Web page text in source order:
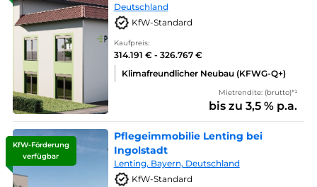
Deutschland
KfW-Standard
Kaufpreis:
314.191 € - 326.767 €
Klimafreundlicher Neubau (KFWG-Q+)
Mietrendite: (brutto)*¹
bis zu 3,5 % p.a.
KfW-Förderung
verfügbar
Pflegeimmobilie Lenting bei
Ingolstadt
Lenting, Bayern, Deutschland
KfW-Standard